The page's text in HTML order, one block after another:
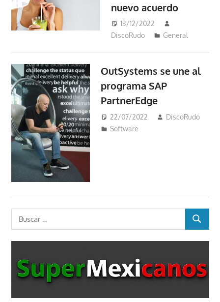
nuevo acuerdo
13/12/2022
DiscoRudo
General
OutSystems se une al
programa SAP
PartnerEdge
22/07/2022
DiscoRudo
Software
BUSCAR